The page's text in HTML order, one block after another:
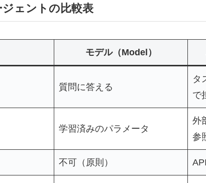
ェントの比較表
モデル（Model）
質問に答える
タ
で
学習済みのパラメータ
外
参
不可（原則）